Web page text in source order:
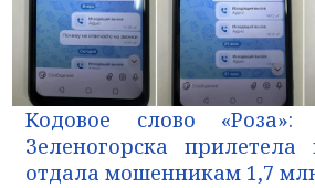
Кодовое слово «Роза»:
Зеленогорска
отдала мошенникам 1,7